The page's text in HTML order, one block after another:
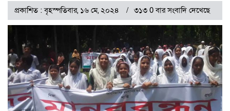
প্রকাশিত : বৃহস্পতিবার, ১৬ মে, ২০২৪ ৩১৩ 0 বার সংবাদি দেখেছে